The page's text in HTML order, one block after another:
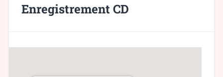
Enregistrement CD